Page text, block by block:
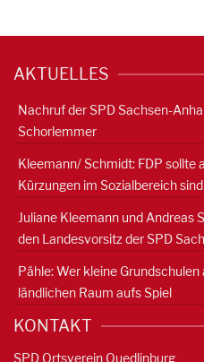
AKTUELLES
Nachruf der SPD Sachsen-
Schorlemmer
Kleemann/ Schmidt: FDP sollte
Kürzungen im Sozialbereich
Juliane Kleemann und Andreas
den Landesvorsitz der SPD
Pähle: Wer kleine
ländlichen Raum aufs Spiel
KONTAKT
SPD Ortsverein Quedlinburg